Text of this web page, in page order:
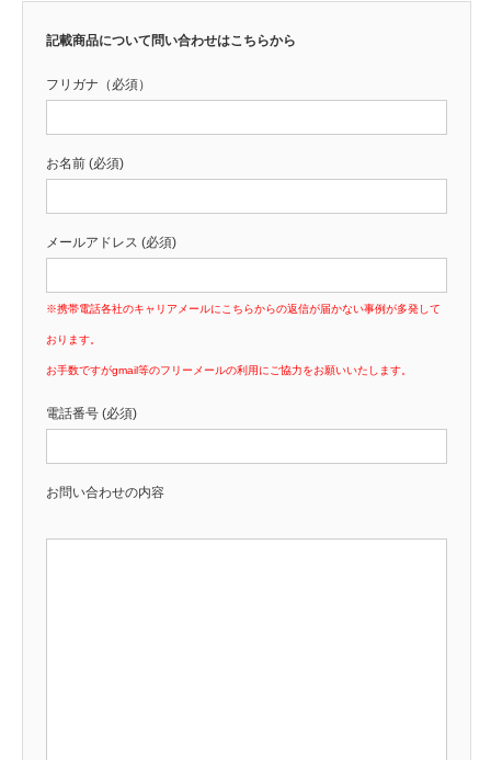
記載商品について問い合わせはこちらから
フリガナ（必須）
お名前 (必須)
メールアドレス (必須)
※携帯電話各社のキャリアメールにこちらからの返信が届かない事例が多発して
おります。
お手数ですがgmail等のフリーメールの利用にご協力をお願いいたします。
電話番号 (必須)
お問い合わせの内容